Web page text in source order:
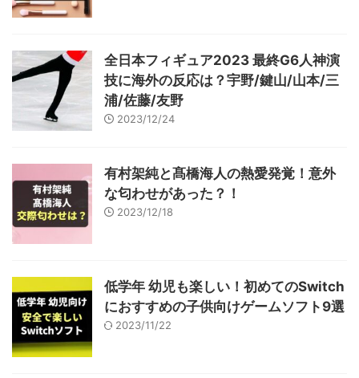
全日本フィギュア2023 最終G6人神演
技に海外の反応は？宇野/鍵山/山本/三
浦/佐藤/友野
2023/12/24
有村架純と髙橋海人の熱愛発覚！意外
な匂わせがあった？！
2023/12/18
低学年 幼児も楽しい！初めてのSwitch
におすすめの子供向けゲームソフト9選
2023/11/22